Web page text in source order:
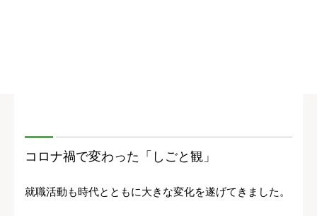
コロナ禍で変わった「しごと観」
就職活動も時代とともに大きな変化を遂げてきました。